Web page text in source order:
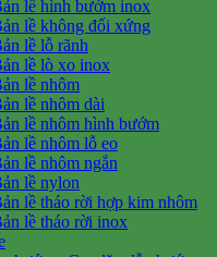
lề hình bướm inox
lề không đối xứng
lề lỗ rãnh
lề lò xo inox
lề nhôm
lề nhôm dài
lề nhôm hình bướm
lề nhôm lỗ eo
lề nhôm ngắn
lề nylon
lề tháo rời hợp kim nhôm
lề tháo rời inox